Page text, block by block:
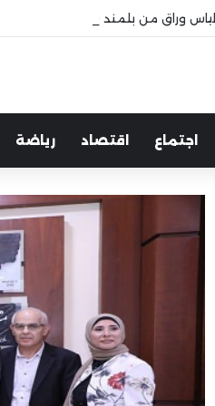
الياس وراق من بلمند سوق
اجتماع اقتصاد رياضة